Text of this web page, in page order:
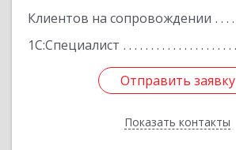
Клиентов на сопровождении
1С:Специалист
Отправить заявку
Показать контакты
Отправить заявку
Назад